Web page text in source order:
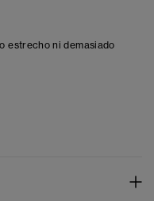
estrecho ni demasiado